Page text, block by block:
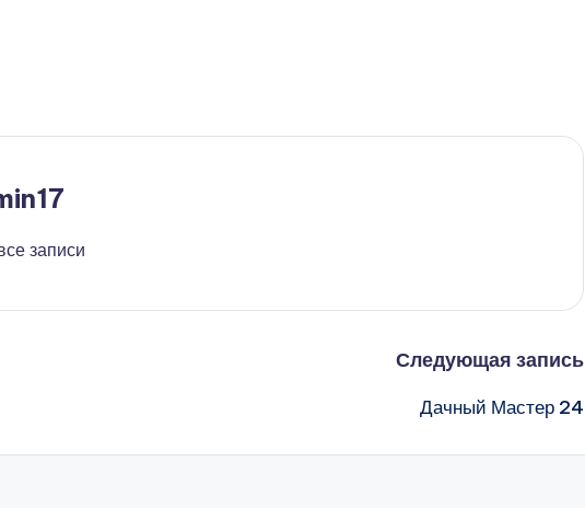
записи
Следующая запись
Дачный Мастер 24